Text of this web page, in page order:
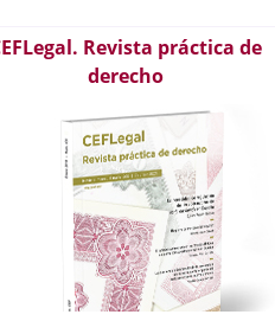
Revista práctica de
derecho